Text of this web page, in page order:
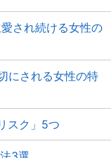
され続ける女性の
にされる女性の特
スク」5つ